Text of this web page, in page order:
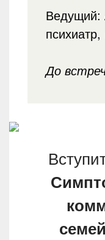
Ведущий:
До